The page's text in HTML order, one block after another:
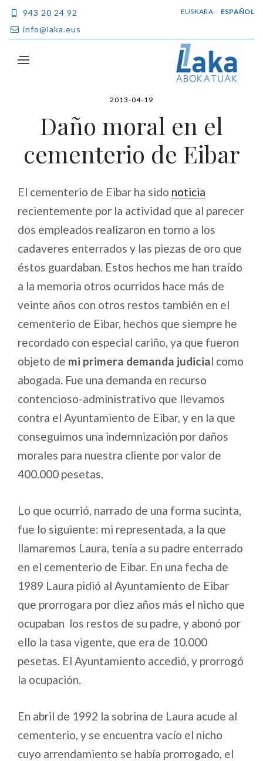
943 20 24 92
info@laka.eus
EUSKARA ESPAÑOL
2013-04-19
Daño moral en el
cementerio de Eibar
El cementerio de Eibar ha sido noticia
recientemente por la actividad que al parecer
dos empleados realizaron en torno a los
cadaveres enterrados y las piezas de oro que
éstos guardaban. Estos hechos me han traído
a la memoria otros ocurridos hace más de
veinte años con otros restos también en el
cementerio de Eibar, hechos que siempre he
recordado con especial cariño, ya que fueron
objeto de mi primera demanda judicial como
abogada. Fue una demanda en recurso
contencioso-administrativo que llevamos
contra el Ayuntamiento de Eibar, y en la que
conseguimos una indemnización por daños
morales para nuestra cliente por valor de
400.000 pesetas.
Lo que ocurrió, narrado de una forma sucinta,
fue lo siguiente: mi representada, a la que
llamaremos Laura, tenía a su padre enterrado
en el cementerio de Eibar. En una fecha de
1989 Laura pidió al Ayuntamiento de Eibar
que prorrogara por diez años más el nicho que
ocupaban los restos de su padre, y abonó por
ello la tasa vigente, que era de 10.000
pesetas. El Ayuntamiento accedió, y prorrogó
la ocupación.
En abril de 1992 la sobrina de Laura acude al
cementerio, y se encuentra vacío el nicho
cuyo arrendamiento se había prorrogado, el